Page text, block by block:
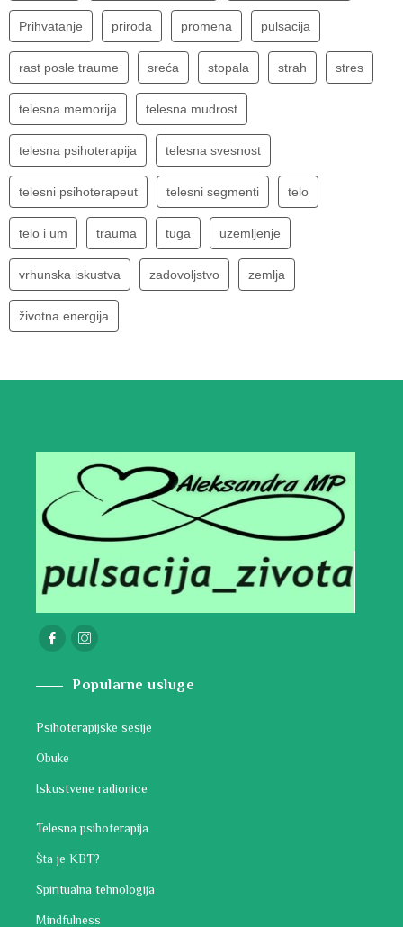
Prihvatanje priroda promena pulsacija
rast posle traume sreća stopala strah stres
telesna memorija telesna mudrost
telesna psihoterapija telesna svesnost
telesni psihoterapeut telesni segmenti telo
telo i um trauma tuga uzemljenje
vrhunska iskustva zadovoljstvo zemlja
životna energija
Popularne usluge
Psihoterapijske sesije
Obuke
Iskustvene radionice
Telesna psihoterapija
Šta je KBT?
Spiritualna tehnologija
Mindfulness